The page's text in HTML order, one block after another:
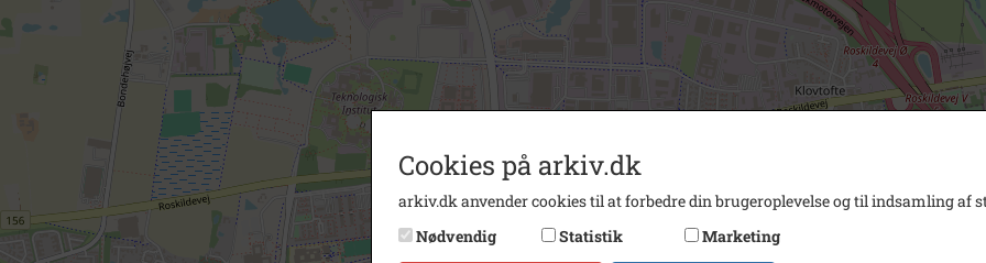
Cookies på arkiv.dk
arkiv.dk anvender cookies til at forbedre din brugeroplevelse og til indsamling af
Nødvendig
Statistik Marketing